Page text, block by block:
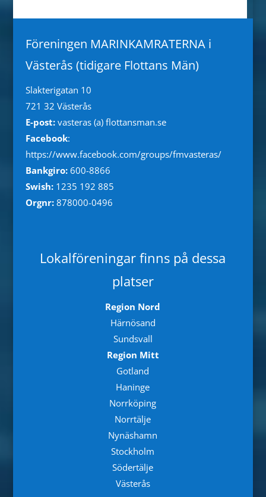
Föreningen MARINKAMRATERNA i
Västerås (tidigare Flottans Män)
Slakterigatan 10
721 32 Västerås
E-post:vasteras (a) flottansman.se
Facebook:
https://www.facebook.com/groups/fmvasteras/
Bankgiro:600-8866
Swish:1235 192 885
Orgnr: 878000-0496
Lokalföreningar finns på dessa
platser
Region Nord
Härnösand
Sundsvall
Region Mitt
Gotland
Haninge
Norrköping
Norrtälje
Nynäshamn
Stockholm
Södertälje
Västerås